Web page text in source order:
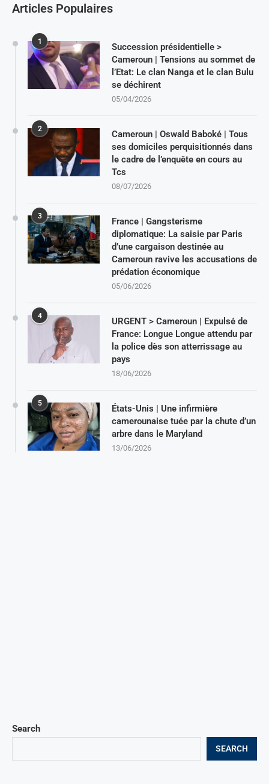
Search
SEARCH
Articles Populaires
1
Succession présidentielle >
Cameroun | Tensions au sommet de
l’Etat: Le clan Nanga et le clan Bulu
se déchirent
05/04/2026
2
Cameroun | Oswald Baboké | Tous
ses domiciles perquisitionnés dans
le cadre de l’enquête en cours au
Tcs
08/07/2026
3
France | Gangsterisme
diplomatique: La saisie par Paris
d’une cargaison destinée au
Cameroun ravive les accusations de
prédation économique
05/06/2026
4
URGENT > Cameroun | Expulsé de
France: Longue Longue attendu par
la police dès son atterrissage au
pays
18/06/2026
5
États-Unis | Une infirmière
camerounaise tuée par la chute d’un
arbre dans le Maryland
13/06/2026